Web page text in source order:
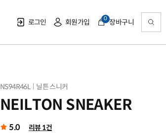
로그인 회원가입 장바구니
0
NS94R46L 닐튼 스니커
NEILTON SNEAKER
5.0 리뷰 1건